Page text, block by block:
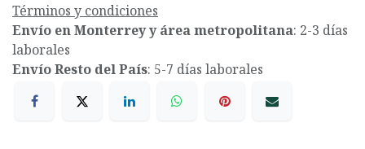
Términos y condiciones
Envío en Monterrey y área metropolitana: 2-3 días
laborales
Envío Resto del País: 5-7 días laborales